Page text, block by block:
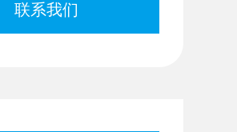
联系我们